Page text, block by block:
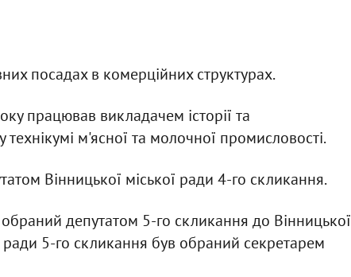
посадах в комерційних структурах.
працював викладачем історії та
технікумі м'ясної та молочної промисловості.
Вінницької міської ради 4-го скликання.
депутатом 5-го скликання до Вінницької
ради 5-го скликання був обраний секретарем